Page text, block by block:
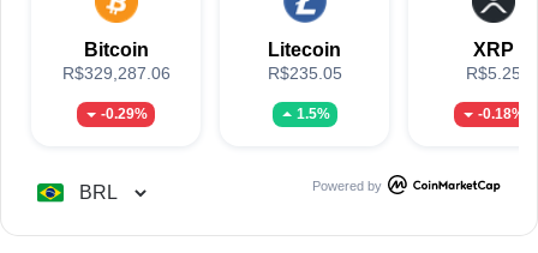
Bitcoin
R$329,287.06
-0.29%
Litecoin
R$235.05
1.5%
XRP
R$5.25
-0.18%
Powered by